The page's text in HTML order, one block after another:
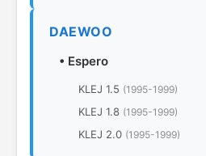
DAEWOO
• Espero
KLEJ 1.5 (1995-1999)
KLEJ 1.8 (1995-1999)
KLEJ 2.0 (1995-1999)